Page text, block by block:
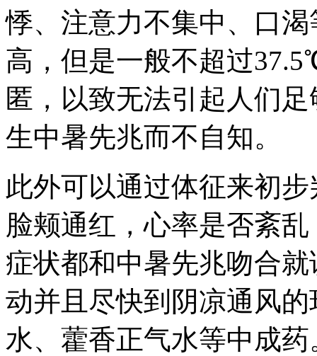
悸、注意力不集中、口
高，但是一般不超过
匿，以致无法引起人们
生中暑先兆而不自知。
此外可以通过体征来初
脸颊通红，心率是否紊
症状都和中暑先兆吻合
动并且尽快到阴凉通风
水、藿香正气水等中成